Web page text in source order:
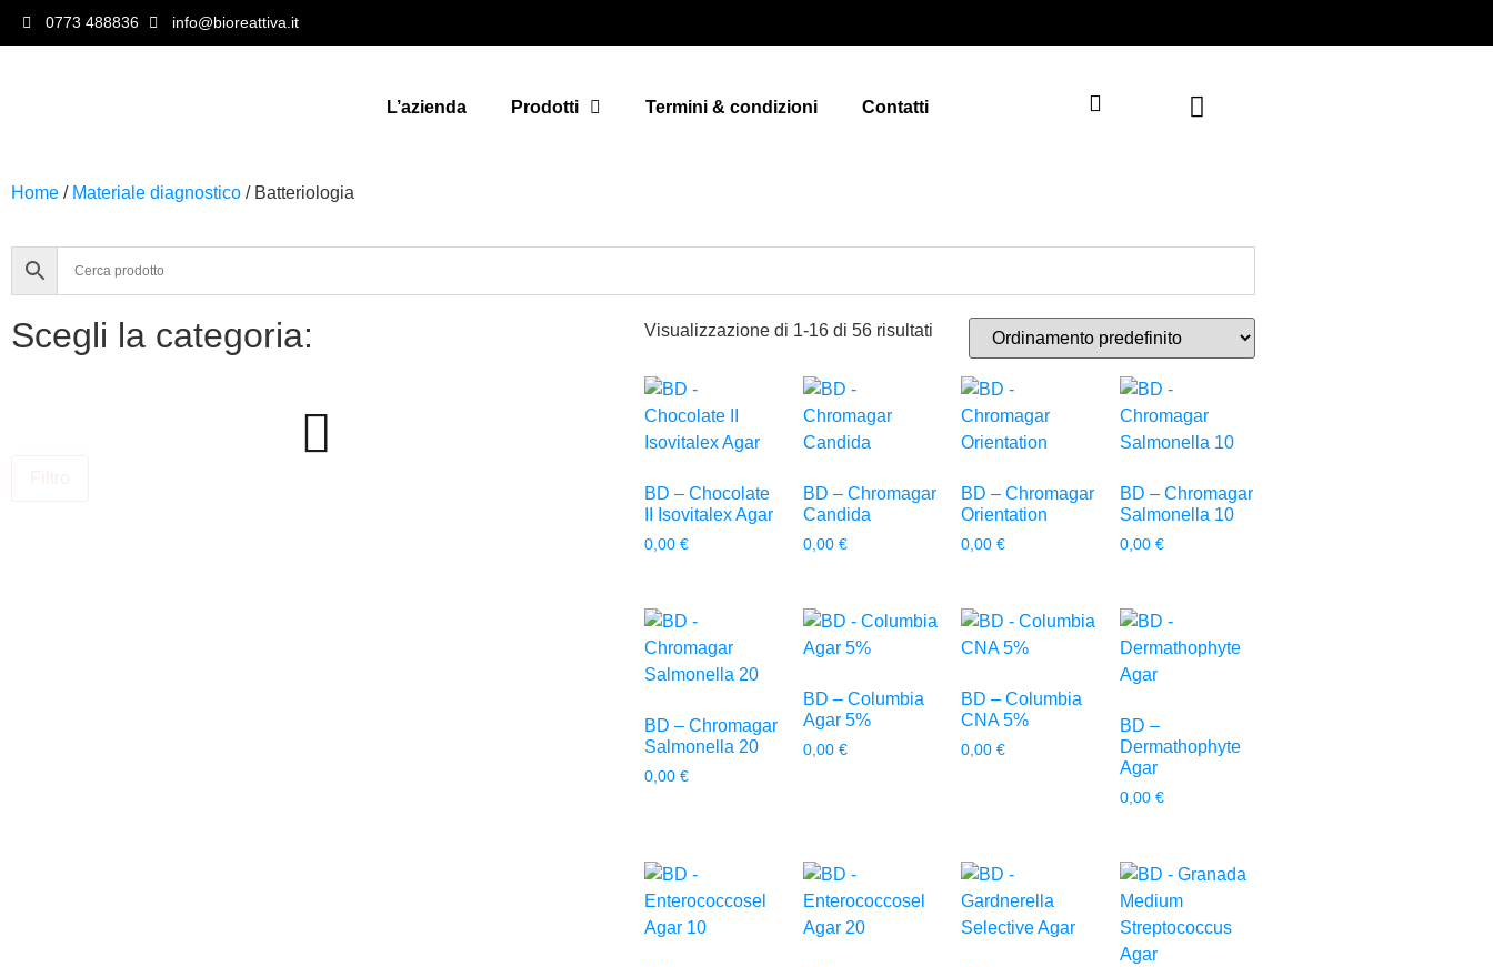
0773 488836 info@bioreattiva.it
L’azienda Prodotti Termini & condizioni Contatti
Home / Materiale diagnostico / Batteriologia
Scegli la categoria: Visualizzazione di 1-16 di 56 risultati
BD – Chocolate
II Isovitalex Agar
0,00 €
BD – Chromagar
Candida
0,00 €
BD – Chromagar
Orientation
0,00 €
BD – Chromagar
Salmonella 10
0,00 €
BD – Chromagar
Salmonella 20
0,00 €
BD – Columbia
Agar 5%
0,00 €
BD – Columbia
CNA 5%
0,00 €
BD –
Dermathophyte
Agar
0,00 €